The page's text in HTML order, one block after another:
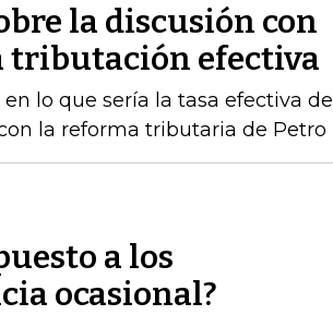
la discusión con
tributación efectiva
lo que sería la tasa efectiva de
la reforma tributaria de Petro
a los
ocasional?